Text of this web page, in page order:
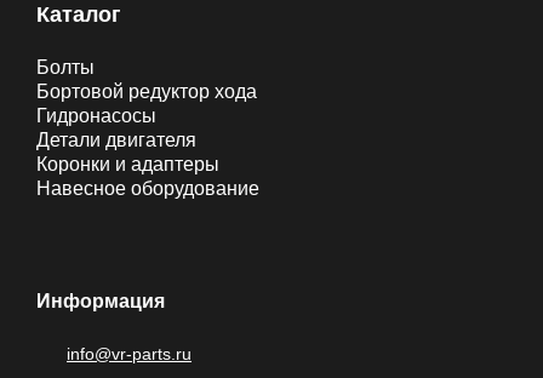
Каталог
Болты
Бортовой редуктор хода
Гидронасосы
Детали двигателя
Коронки и адаптеры
Навесное оборудование
Информация
info@vr-parts.ru